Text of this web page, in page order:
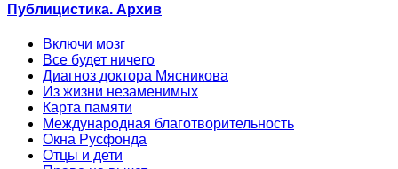
Публицистика. Архив
Включи мозг
Все будет ничего
Диагноз доктора Мясникова
Из жизни незаменимых
Карта памяти
Международная благотворительность
Окна Русфонда
Отцы и дети